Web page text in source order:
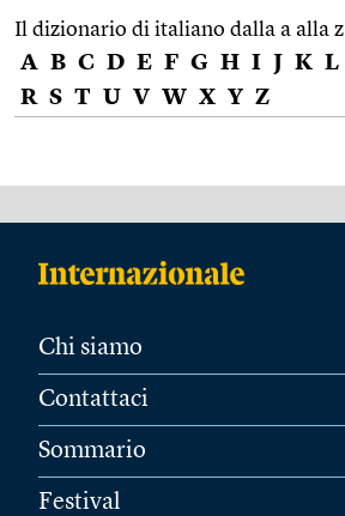
Il dizionario di italiano dalla a alla z
A B C D E F G H I J K L
R S T U V W X Y Z
Chi siamo
Contattaci
Sommario
Festival